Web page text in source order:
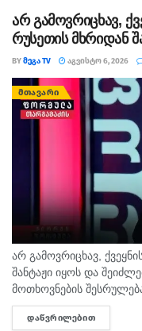
არ გამოვრიცხავ,
რუსეთის მხრიდან
BYᲛᲔᲒᲐ TV ᲐᲒᲕᲘᲡᲢᲝ 6, 2026
ᲛᲗᲐᲕᲐᲠᲘ
არ გამოვრიცხავ,
შანტაჟი იყოს და
მოთხოვნების
ხელისუფლებისთვის
ვფიქრობ, ეს
ᲓᲐᲬᲕᲠᲘᲚᲔᲑᲘᲗ